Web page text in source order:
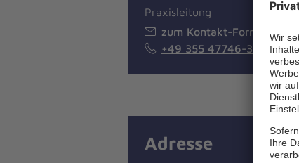
Praxisleitung
zum Kontakt-Formular
+49 355 47746-300
Adresse